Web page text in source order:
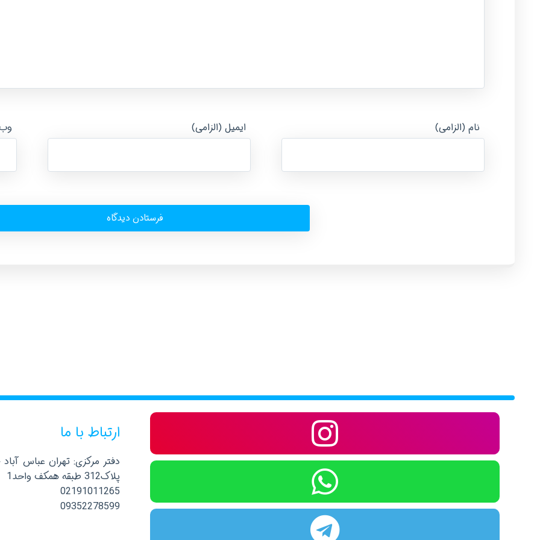
نام (الزامی) ایمیل (الزامی)
ارتباط با ما
دفتر مرکزی: تهران عباس
پلاک312 طبقه همکف واحد1
02191011265
09352278599